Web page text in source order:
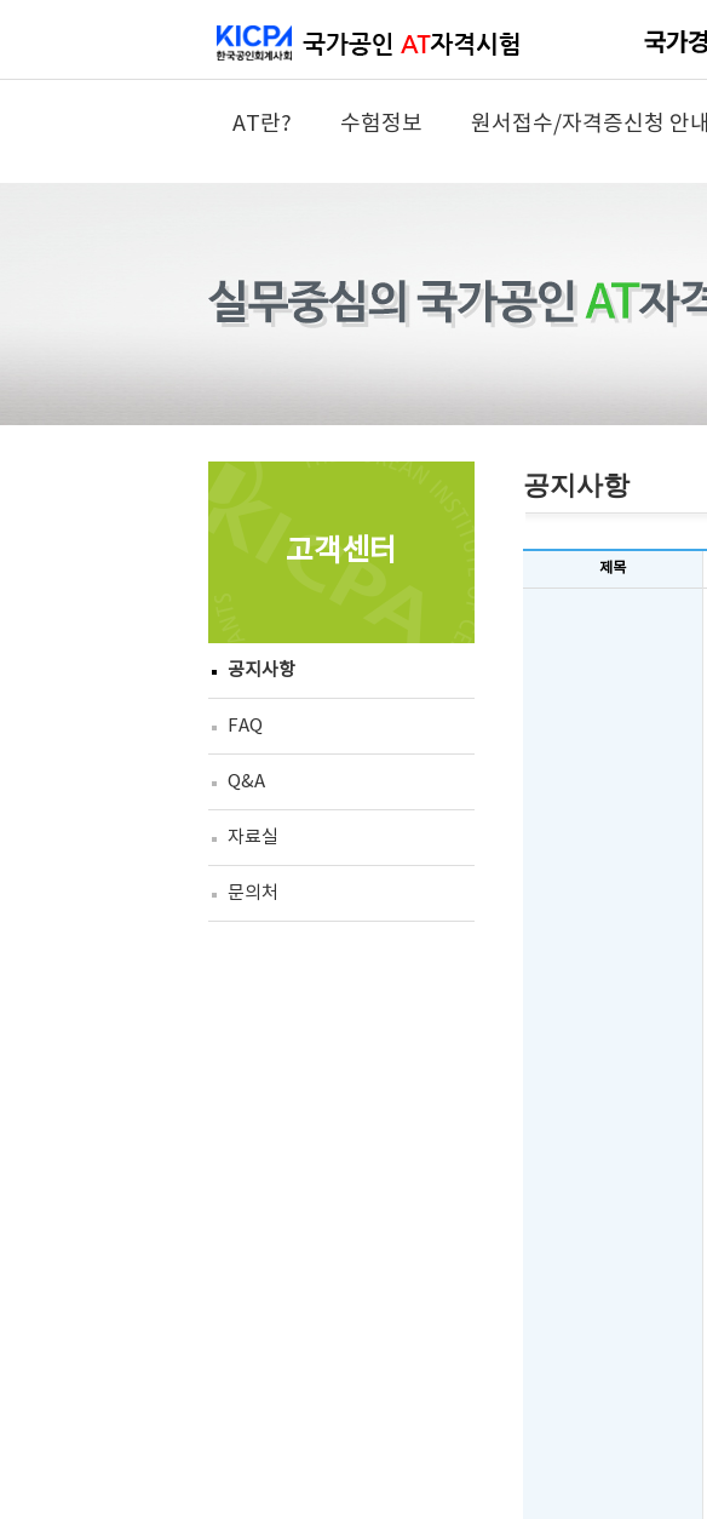
AT란? 수험정보 원서접수/자격증신청 안내
고객센터
공지사항
FAQ
Q&A
자료실
문의처
공지사항
제목